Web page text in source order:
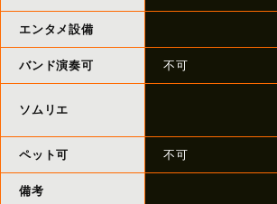
エンタメ設備
バンド演奏可 不可
ソムリエ
ペット可 不可
備考